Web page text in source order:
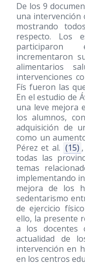
De los 9
una intervención
mostrando
respecto. Los
participaron
incrementaron
alimentarios
intervenciones
Fís fueron las
En el estudio de
una leve mejora
los alumnos,
adquisición de
como un
Pérez et al. (15)
todas las
temas
implementando
mejora de los
sedentarismo
de ejercicio
ello, la presente
a los docentes
actualidad de
intervención en
en los centros